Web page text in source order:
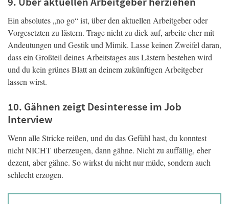
Ein absolutes „no go“ ist, über den aktuellen Arbeitgeber oder
Vorgesetzten zu lästern. Trage nicht zu dick auf, arbeite eher mit
Andeutungen und Gestik und Mimik. Lasse keinen Zweifel daran,
dass ein Großteil deines Arbeitstages aus Lästern bestehen wird
und du kein grünes Blatt an deinem zukünftigen Arbeitgeber
lassen wirst.
10. Gähnen zeigt Desinteresse im Job
Interview
Wenn alle Stricke reißen, und du das Gefühl hast, du konntest
nicht NICHT überzeugen, dann gähne. Nicht zu auffällig, eher
dezent, aber gähne. So wirkst du nicht nur müde, sondern auch
schlecht erzogen.